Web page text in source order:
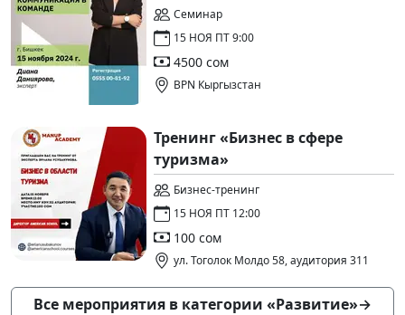
Семинар
15 НОЯ ПТ 9:00
4500 сом
BPN Кыргызстан
Тренинг «Бизнес в сфере
туризма»
Бизнес-тренинг
15 НОЯ ПТ 12:00
100 сом
ул. Тоголок Молдо 58, аудитория 311
Все мероприятия в категории «Развитие»→